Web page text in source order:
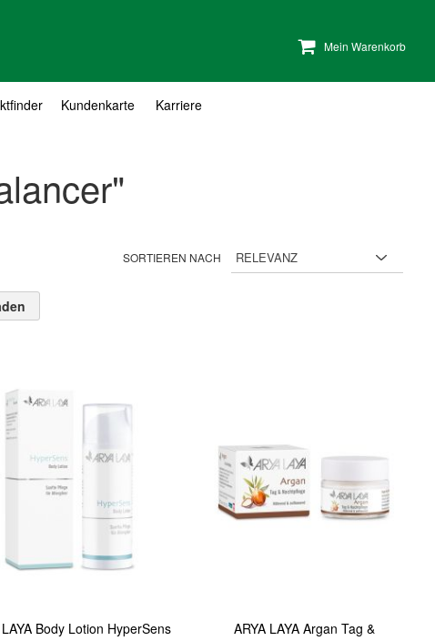
Mein Warenkorb
Kundenkarte Karriere
SORTIEREN NACH
LAYA Body Lotion HyperSens
ARYA LAYA Argan Tag &